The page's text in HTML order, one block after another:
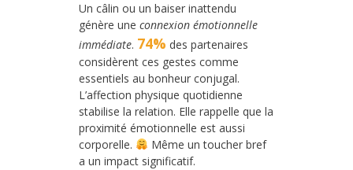
Un câlin ou un baiser inattendu
génère une connexion émotionnelle
immédiate. 74% des partenaires
considèrent ces gestes comme
essentiels au bonheur conjugal.
L’affection physique quotidienne
stabilise la relation. Elle rappelle que la
proximité émotionnelle est aussi
corporelle.
Même un toucher bref
a un impact significatif.